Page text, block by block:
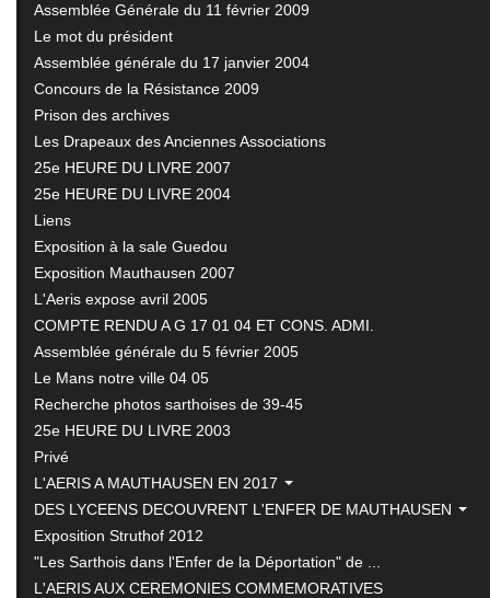
Assemblée Générale du 11 février 2009
Le mot du président
Assemblée générale du 17 janvier 2004
Concours de la Résistance 2009
Prison des archives
Les Drapeaux des Anciennes Associations
25e HEURE DU LIVRE 2007
25e HEURE DU LIVRE 2004
Liens
Exposition à la sale Guedou
Exposition Mauthausen 2007
L'Aeris expose avril 2005
COMPTE RENDU A G 17 01 04 ET CONS. ADMI.
Assemblée générale du 5 février 2005
Le Mans notre ville 04 05
Recherche photos sarthoises de 39-45
25e HEURE DU LIVRE 2003
Privé
L'AERIS A MAUTHAUSEN EN 2017
DES LYCEENS DECOUVRENT L'ENFER DE MAUTHAUSEN
Exposition Struthof 2012
"Les Sarthois dans l'Enfer de la Déportation" de ...
L'AERIS AUX CEREMONIES COMMEMORATIVES